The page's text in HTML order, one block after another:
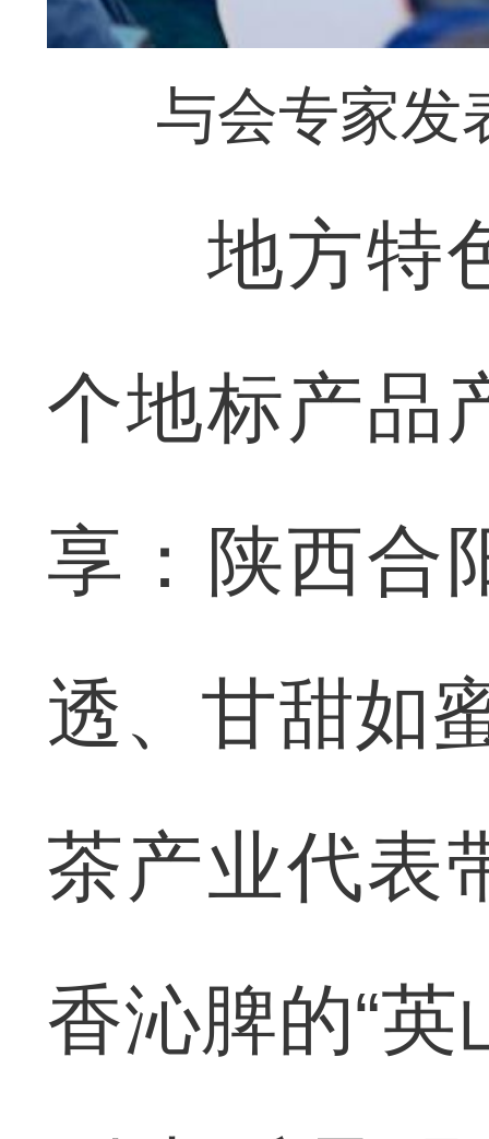
与会专家发
地方特色
个地标产品
享：陕西合
透、甘甜如
茶产业代表
香沁脾的“